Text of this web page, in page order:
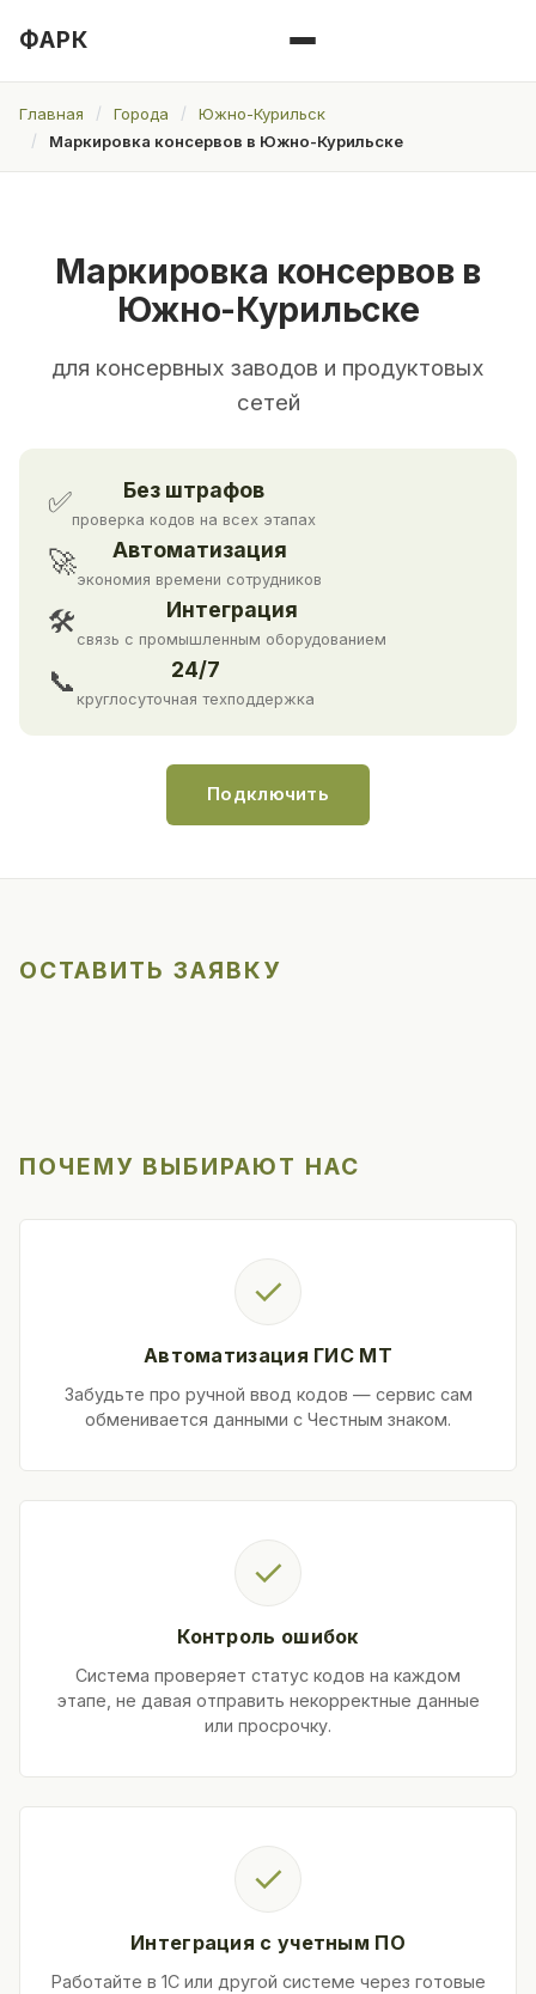
ФАРК
Главная Города
Южно-Курильск
Маркировка консервов в Южно-Курильске
Маркировка консервов в
Южно-Курильске
для консервных заводов и продуктовых
сетей
✅ Без штрафов
проверка кодов на всех этапах
🚀 Автоматизация
экономия времени сотрудников
🛠 Интеграция
связь с промышленным оборудованием
📞 24/7
круглосуточная техподдержка
Подключить
ОСТАВИТЬ ЗАЯВКУ
ПОЧЕМУ ВЫБИРАЮТ НАС
✓
Автоматизация ГИС МТ
Забудьте про ручной ввод кодов — сервис сам
обменивается данными с Честным знаком.
✓
Контроль ошибок
Система проверяет статус кодов на каждом
этапе, не давая отправить некорректные данные
или просрочку.
✓
Интеграция с учетным ПО
Работайте в 1С или другой системе через готовые